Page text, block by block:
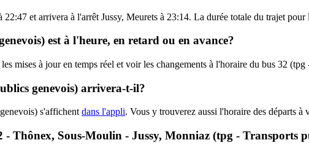
et arrivera à l'arrêt Jussy, Meurets à 23:14. La durée totale du trajet
est à l'heure, en retard ou en avance?
mises à jour en temps réel et voir les changements à l'horaire du bus 32
genevois) arrivera-t-il?
s'affichent dans l'appli. Vous y trouverez aussi l'horaire des départs à
Thônex, Sous-Moulin - Jussy, Monniaz (tpg - Transports